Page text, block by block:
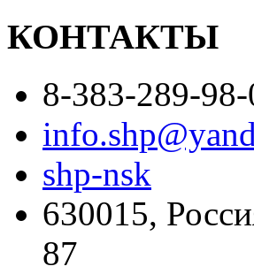
КОНТАКТЫ
8-383-289-
shp-nsk
630015,
87